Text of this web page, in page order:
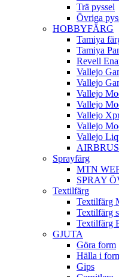
Trä pyssel
Övriga
HOBBYFÄRG
Tamiya
Tamiya
Revell
Vallejo
Vallejo
Vallejo
Vallejo
Vallejo
Vallejo
Vallejo
Sprayfärg
MTN
SPRAY
Textilfärg
Textilfärg
Textilfärg
Textilfärg
GJUTA
Göra form
Hälla i
Gips